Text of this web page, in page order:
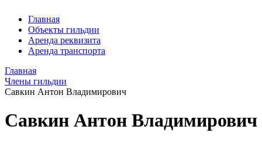
Главная
Объекты гильдии
Аренда реквизита
Аренда транспорта
Главная
Члены гильдии
Савкин Антон Владимирович
Савкин Антон Владимирович